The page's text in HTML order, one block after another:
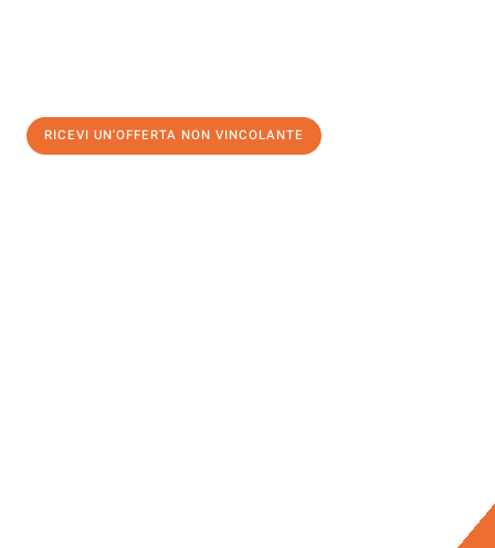
RICEVI UN'OFFERTA NON VINCOLANTE